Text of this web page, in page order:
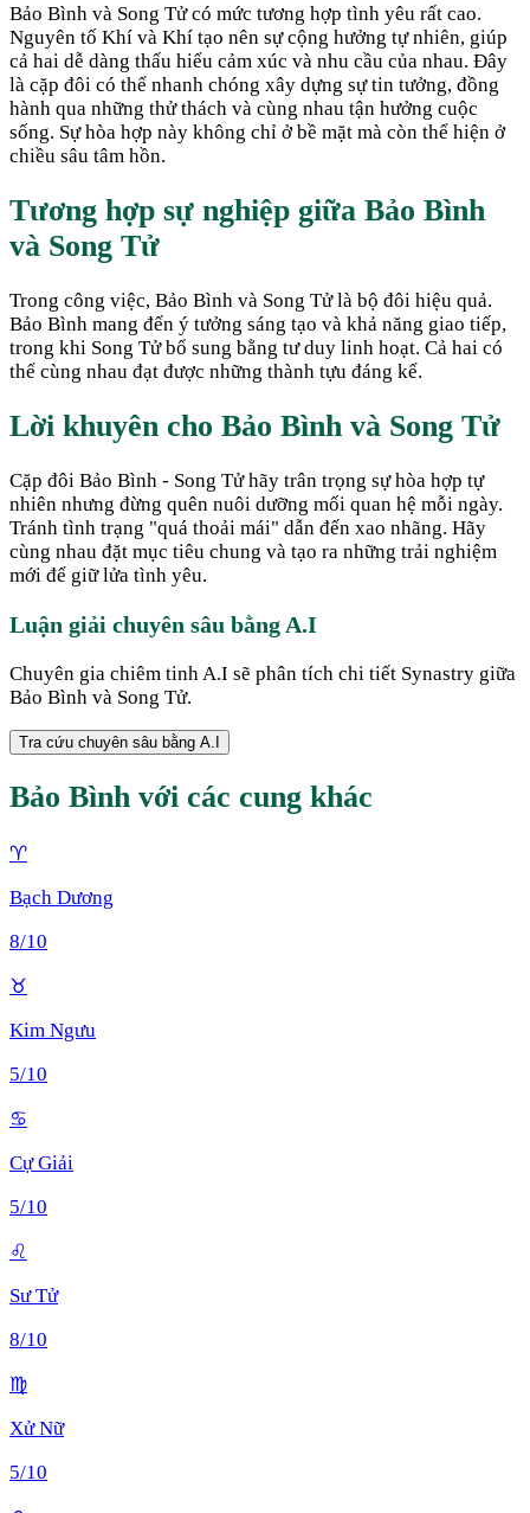
Bảo Bình và Song Tử có mức tương hợp tình yêu rất cao.
Nguyên tố Khí và Khí tạo nên sự cộng hưởng tự nhiên, giúp
cả hai dễ dàng thấu hiểu cảm xúc và nhu cầu của nhau. Đây
là cặp đôi có thể nhanh chóng xây dựng sự tin tưởng, đồng
hành qua những thử thách và cùng nhau tận hưởng cuộc
sống. Sự hòa hợp này không chỉ ở bề mặt mà còn thể hiện ở
chiều sâu tâm hồn.
Tương hợp sự nghiệp giữa Bảo Bình
và Song Tử
Trong công việc, Bảo Bình và Song Tử là bộ đôi hiệu quả.
Bảo Bình mang đến ý tưởng sáng tạo và khả năng giao tiếp,
trong khi Song Tử bổ sung bằng tư duy linh hoạt. Cả hai có
thể cùng nhau đạt được những thành tựu đáng kể.
Lời khuyên cho Bảo Bình và Song Tử
Cặp đôi Bảo Bình - Song Tử hãy trân trọng sự hòa hợp tự
nhiên nhưng đừng quên nuôi dưỡng mối quan hệ mỗi ngày.
Tránh tình trạng "quá thoải mái" dẫn đến xao nhãng. Hãy
cùng nhau đặt mục tiêu chung và tạo ra những trải nghiệm
mới để giữ lửa tình yêu.
Luận giải chuyên sâu bằng A.I
Chuyên gia chiêm tinh A.I sẽ phân tích chi tiết Synastry giữa
Bảo Bình và Song Tử.
Tra cứu chuyên sâu bằng A.I
Bảo Bình với các cung khác
♈
Bạch Dương
8/10
♉
Kim Ngưu
5/10
♋
Cự Giải
5/10
♌
Sư Tử
8/10
♍
Xử Nữ
5/10